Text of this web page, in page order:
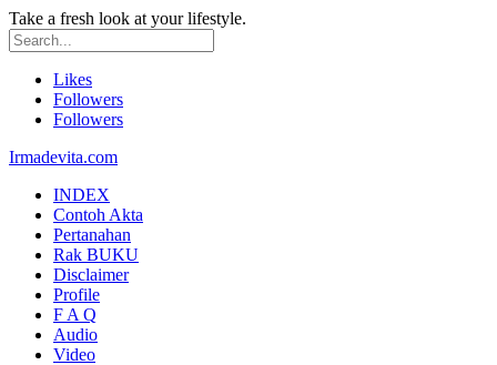
Take a fresh look at your lifestyle.
Likes
Followers
Followers
Irmadevita.com
INDEX
Contoh Akta
Pertanahan
Rak BUKU
Disclaimer
Profile
F A Q
Audio
Video